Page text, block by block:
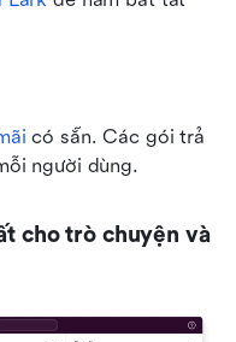
có sẵn. Các gói trả
người dùng.
cho trò chuyện và